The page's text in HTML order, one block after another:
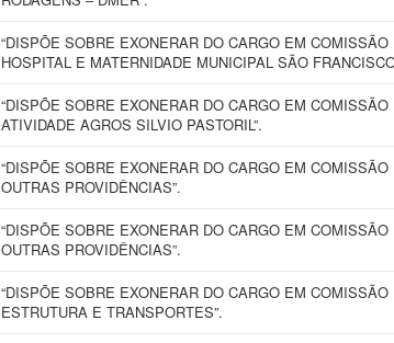
“DISPÕE SOBRE EXONERAR DO CARGO EM
HOSPITAL E MATERNIDADE MUNICIPAL SÃO
“DISPÕE SOBRE EXONERAR DO CARGO EM
ATIVIDADE AGROS SILVIO PASTORIL”.
“DISPÕE SOBRE EXONERAR DO CARGO EM
OUTRAS PROVIDÊNCIAS”.
“DISPÕE SOBRE EXONERAR DO CARGO EM
OUTRAS PROVIDÊNCIAS”.
“DISPÕE SOBRE EXONERAR DO CARGO EM
ESTRUTURA E TRANSPORTES”.